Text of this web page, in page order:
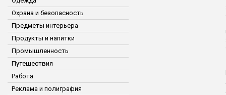
Охрана и безопасность
Предметы интерьера
Продукты и напитки
Промышленность
Путешествия
Работа
Реклама и полиграфия